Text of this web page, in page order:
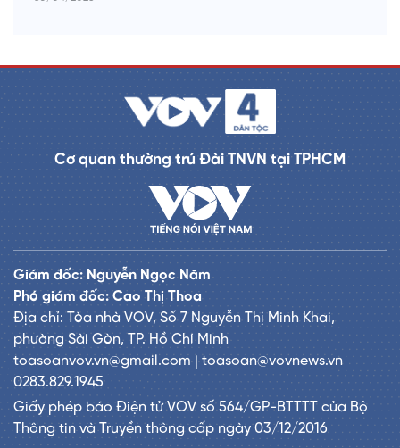
Cơ quan thường trú Đài TNVN tại TPHCM
Giám đốc: Nguyễn Ngọc Năm
Phó giám đốc: Cao Thị Thoa
Địa chỉ: Tòa nhà VOV, Số 7 Nguyễn Thị Minh Khai,
phường Sài Gòn, TP. Hồ Chí Minh
toasoanvov.vn@gmail.com | toasoan@vovnews.vn
0283.829.1945
Giấy phép báo Điện tử VOV số 564/GP-BTTTT của Bộ
Thông tin và Truyền thông cấp ngày 03/12/2016